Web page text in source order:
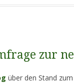
zur
über den Stand